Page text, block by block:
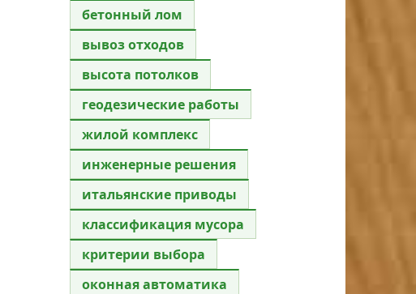
бетонный лом
вывоз отходов
высота потолков
геодезические работы
жилой комплекс
инженерные решения
итальянские приводы
классификация мусора
критерии выбора
оконная автоматика